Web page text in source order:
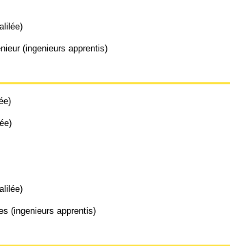
(ingenieurs apprentis)
(ingenieurs apprentis)